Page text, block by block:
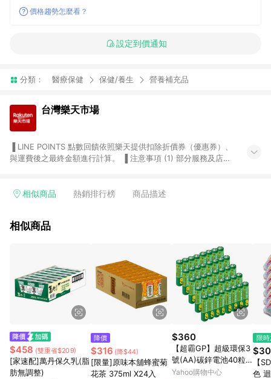
價格趨勢怎麼看？
設定到價通知
分類： 醫療保健 保健/養生 營養補充品
台灣樂天市場
與運費後之最終金額進行計算。 ▐ 注意事項 (1) 部分服務及店家
Smart mobile、神腦生活、JS巨盛、樂天KOBO電子書，請詳閱
台灣樂天市場，並在同一瀏覽器於24小時內結帳，才享有 LINE
市場 45 天內完成訂單出貨及結帳，則不符合贈點資格。 (4) 如
使用APP、或中途瀏覽比價網、回饋網、Google等其他網頁、或
由網頁版(電腦版/手機版網頁)切換為App都將會造成追蹤中斷而
無法進行 LINE POINTS 回饋。 (5) LINE 購物為購物資訊整合性
平台，商品資料更新會有時間差，如顯示之商品規格、顏色、價
位、贈品與台灣樂天市場銷售網頁不符，以銷售網頁標示為準。
(6) 導購訂單已逾 365 天，根據台灣樂天回饋規定，逾期訂單將
不符合回饋資格。 (7) 若上述或其他原因，致使消費者無接收到
點數回饋或點數回饋有爭議，台灣樂天市場保有更改條款與法律
追訴之權利，活動詳情以樂天市場網站公告為準。
相似商品 熱銷排行榜 商品描述
相似商品
$458 (雙重省$209)
[家速配]萬丹保久乳(脂
肪無調整)
降價
$316 (降$44)
[限量]原味本舖蜂蜜菊
花茶 375ml X24入
$360
【超霸GP】超級環保3
號(AA)碳鋅電池40粒
裝-小小兵 馬拉松電力
Yahoo購物中心
限
【
色